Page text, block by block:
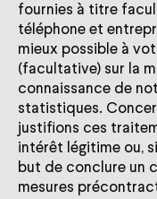
fournies à titre
téléphone et
mieux possible à
(facultative) sur la
connaissance de
statistiques.
justifions ces
intérêt légitime ou,
but de conclure un
mesures